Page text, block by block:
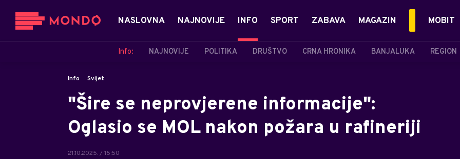
NASLOVNA NAJNOVIJE INFO
Info: NAJNOVIJE POLITIKA DRUŠTVO CRNA HRONIKA BANJALUKA REGION
SPORT ZABAVA MAGAZIN MOBIT
Info Svijet
"Šire se neprovjerene informacije":
Oglasio se MOL nakon požara u rafineriji
21.10.2025. / 15:50